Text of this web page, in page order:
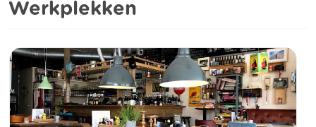
Werkplekken